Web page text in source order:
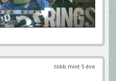
több mint 5 éve